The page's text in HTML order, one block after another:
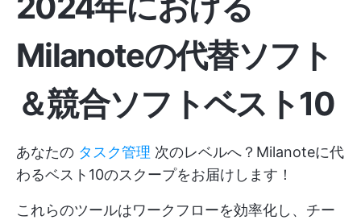
Milanoteの代替ソフト
＆競合ソフトベスト10
あなたの タスク管理 次のレベルへ？Milanoteに代
わるベスト10のスクープをお届けします！
これらのツールはワークフローを効率化し、チー